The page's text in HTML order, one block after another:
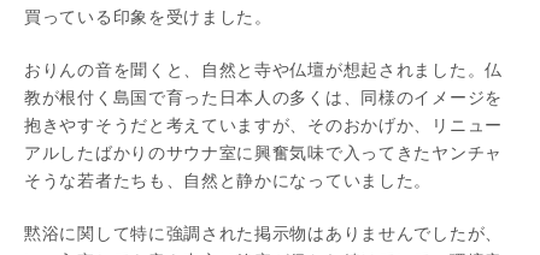
買っている印象を受けました。
おりんの音を聞くと、自然と寺や仏壇が想起されました。仏
教が根付く島国で育った日本人の多くは、同様のイメージを
抱きやすそうだと考えていますが、そのおかげか、リニュー
アルしたばかりのサウナ室に興奮気味で入ってきたヤンチャ
そうな若者たちも、自然と静かになっていました。
黙浴に関して特に強調された掲示物はありませんでしたが、